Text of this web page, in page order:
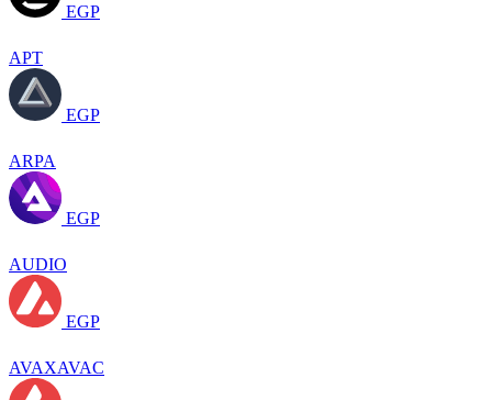
EGP
APT
EGP
ARPA
EGP
AUDIO
EGP
AVAXAVAC